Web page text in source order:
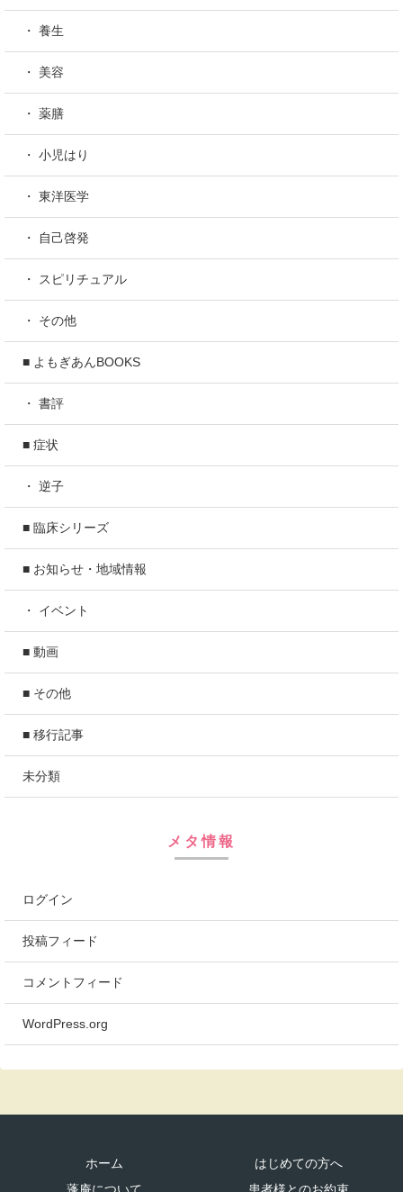
・ 養生
・ 美容
・ 薬膳
・ 小児はり
・ 東洋医学
・ 自己啓発
・ スピリチュアル
・ その他
■ よもぎあんBOOKS
・ 書評
■ 症状
・ 逆子
■ 臨床シリーズ
■ お知らせ・地域情報
・ イベント
■ 動画
■ その他
■ 移行記事
未分類
メタ情報
ログイン
投稿フィード
コメントフィード
WordPress.org
ホーム
はじめての方へ